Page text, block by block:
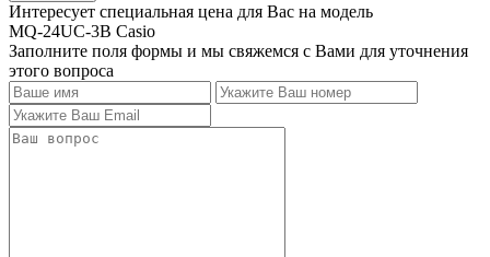
Интересует специальная цена для Вас на модель
MQ-24UC-3B Casio
Заполните поля формы и мы свяжемся с Вами для уточнения
этого вопроса